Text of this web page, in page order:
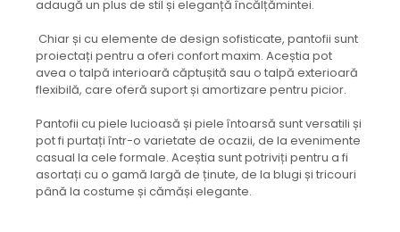
adaugă un plus de stil și eleganță încălțămintei.
Chiar și cu elemente de design sofisticate, pantofii sunt
proiectați pentru a oferi confort maxim. Aceștia pot
avea o talpă interioară căptușită sau o talpă exterioară
flexibilă, care oferă suport și amortizare pentru picior.
Pantofii cu piele lucioasă și piele întoarsă sunt versatili și
pot fi purtați într-o varietate de ocazii, de la evenimente
casual la cele formale. Aceștia sunt potriviți pentru a fi
asortați cu o gamă largă de ținute, de la blugi și tricouri
până la costume și cămăși elegante.